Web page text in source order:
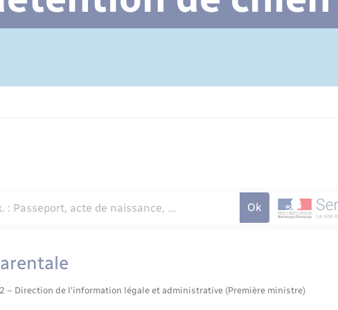
Cimetière communal
– Direction de l'information légale et administrative (Première ministre)